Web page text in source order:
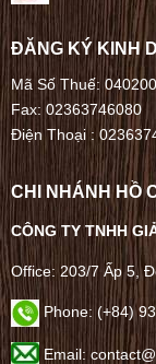
ĐĂNG KÝ KINH
Mã Số Thuế:
Fax: 02363746080
Điện Thoại :
CHI NHÁNH HỒ
CÔNG TY TNHH
Office: 203/7 Ấp 5,
Phone: (+84)
Email: